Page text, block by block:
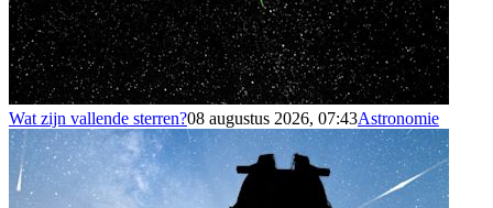
Wat zijn vallende sterren?08 augustus 2026, 07:43Astronomie